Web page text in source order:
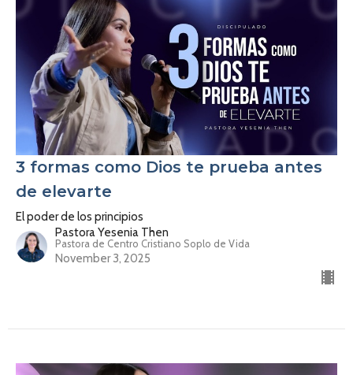
3 formas como Dios te prueba antes
de elevarte
El poder de los principios
Pastora Yesenia Then
Pastora de Centro Cristiano Soplo de Vida
November 3, 2025